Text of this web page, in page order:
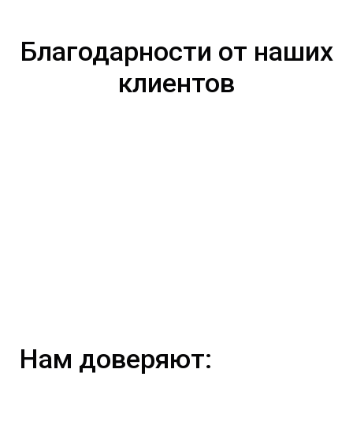
Благодарности от наших
клиентов
Нам доверяют: